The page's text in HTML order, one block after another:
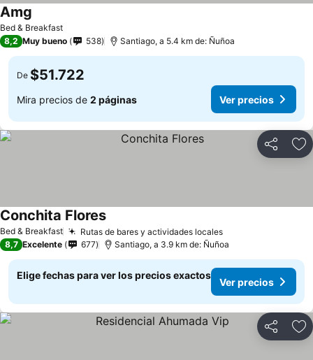
Bed & Breakfast
Amg
8,2 Muy bueno 538 Santiago, a 5.4 km de: Ñuñoa
De $51.722
Mira precios de 2 páginas Ver precios
Compartir
Bed & Breakfast Rutas de bares y actividades locales
Conchita Flores
8,7 Excelente 677 Santiago, a 3.9 km de: Ñuñoa
Elige fechas para ver los precios exactos
Ver precios
Compartir